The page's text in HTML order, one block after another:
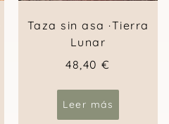
Taza sin asa ·Tierra
Lunar
48,40€
Leer más